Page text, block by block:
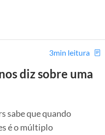
3min leitura
diz sobre uma
sabe que quando
é o múltiplo